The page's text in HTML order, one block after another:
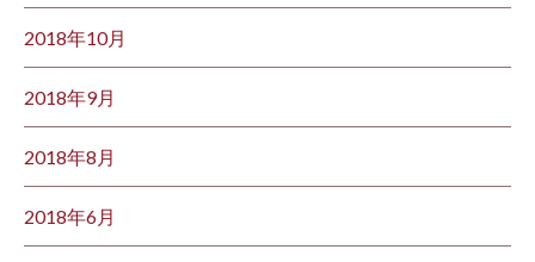
2018年10月
2018年9月
2018年8月
2018年6月